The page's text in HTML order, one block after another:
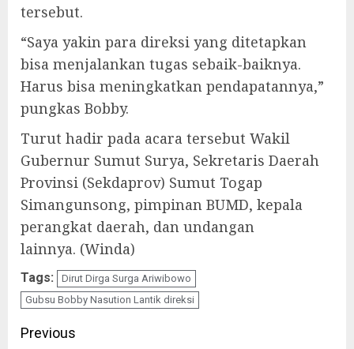
tersebut.
“Saya yakin para direksi yang ditetapkan
bisa menjalankan tugas sebaik-baiknya.
Harus bisa meningkatkan pendapatannya,”
pungkas Bobby.
Turut hadir pada acara tersebut Wakil
Gubernur Sumut Surya, Sekretaris Daerah
Provinsi (Sekdaprov) Sumut Togap
Simangunsong, pimpinan BUMD, kepala
perangkat daerah, dan undangan
lainnya. (Winda)
Tags:
Dirut Dirga Surga Ariwibowo
Gubsu Bobby Nasution Lantik direksi
Continue
Previous